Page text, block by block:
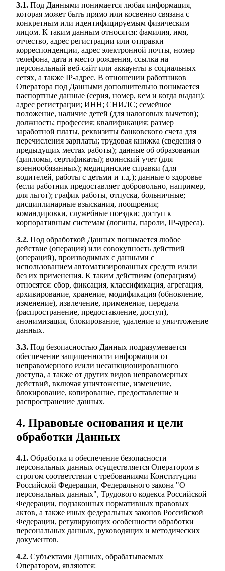
3.1. Под Данными понимается любая информация,
которая может быть прямо или косвенно связана с
конкретным или идентифицируемым физическим
лицом. К таким данным относятся: фамилия, имя,
отчество, адрес регистрации или отправки
корреспонденции, адрес электронной почты, номер
телефона, дата и место рождения, ссылка на
персональный веб-сайт или аккаунты в социальных
сетях, а также IP-адрес. В отношении работников
Оператора под Данными дополнительно понимается
паспортные данные (серия, номер, кем и когда выдан);
адрес регистрации; ИНН; СНИЛС; семейное
положение, наличие детей (для налоговых вычетов);
должность; профессия; квалификация; размер
заработной платы, реквизиты банковского счета для
перечисления зарплаты; трудовая книжка (сведения о
предыдущих местах работы); данные об образовании
(дипломы, сертификаты); воинский учет (для
военнообязанных); медицинские справки (для
водителей, работы с детьми и т.д.); данные о здоровье
(если работник предоставляет добровольно, например,
для льгот); график работы, отпуска, больничные;
дисциплинарные взыскания, поощрения;
командировки, служебные поездки; доступ к
корпоративным системам (логины, пароли, IP-адреса).
3.2. Под обработкой Данных понимается любое
действие (операция) или совокупность действий
(операций), производимых с данными с
использованием автоматизированных средств и/или
без их применения. К таким действиям (операциям)
относятся: сбор, фиксация, классификация, агрегация,
архивирование, хранение, модификация (обновление,
изменение), извлечение, применение, передача
(распространение, предоставление, доступ),
анонимизация, блокирование, удаление и уничтожение
данных.
3.3. Под безопасностью Данных подразумевается
обеспечение защищенности информации от
неправомерного и/или несанкционированного
доступа, а также от других видов неправомерных
действий, включая уничтожение, изменение,
блокирование, копирование, предоставление и
распространение данных.
4. Правовые основания и цели
обработки Данных
4.1. Обработка и обеспечение безопасности
персональных данных осуществляется Оператором в
строгом соответствии с требованиями Конституции
Российской Федерации, Федерального закона "О
персональных данных", Трудового кодекса Российской
Федерации, подзаконных нормативных правовых
актов, а также иных федеральных законов Российской
Федерации, регулирующих особенности обработки
персональных данных, руководящих и методических
документов.
4.2. Субъектами Данных, обрабатываемых
Оператором, являются: